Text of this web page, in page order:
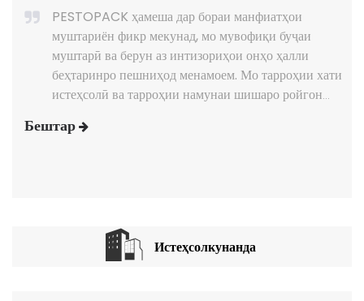
Истеҳсолкунанда
PESTOPACK ҳамеша дар бораи манфиатҳои
муштариён фикр мекунад, мо мувофиқи буҷаи
муштарӣ ва берун аз интизориҳои онҳо ҳалли
беҳтаринро пешниҳод менамоем. Мо тарроҳии хати
истеҳсолӣ ва тарроҳии намунаи шишаро ройгон
Бештар